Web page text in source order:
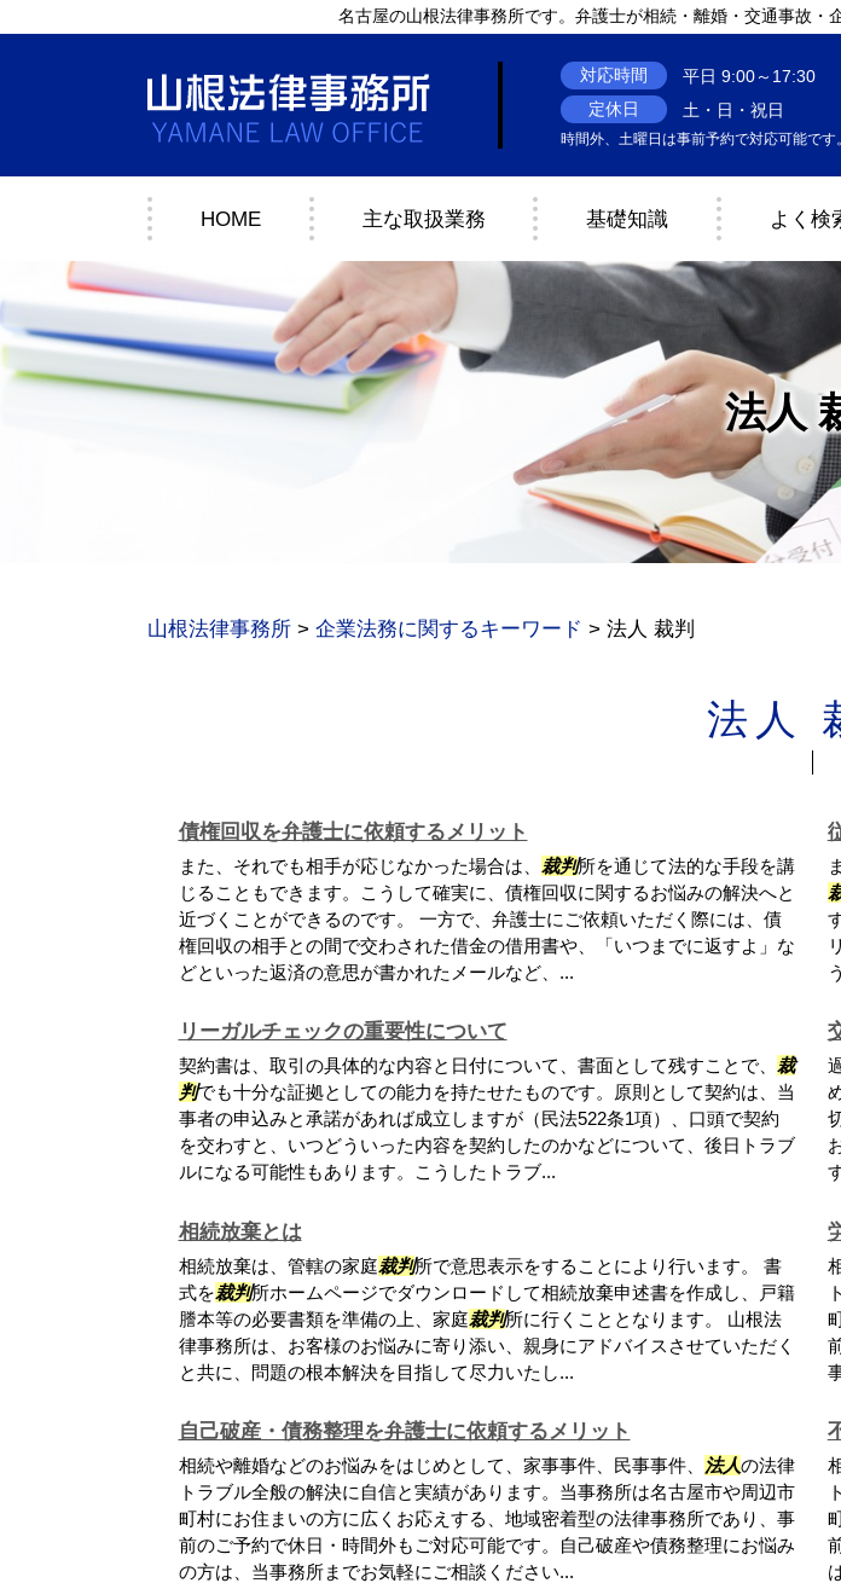
法人
名古屋の山根法律事務所です。弁護士が相続・離婚・交通事故・
対応時間
平日 9:00～17:30
定休日
土・日・祝日
時間外、土曜日は事前予約で対応可能です。
HOME 主な取扱業務 基礎知識 よく検
山根法律事務所 > 企業法務に関するキーワード > 法人 裁判
法人
債権回収を弁護士に依頼するメリット
また、それでも相手が応じなかった場合は、 裁判所を通じて法的な手段を講
じることもできます。こうして確実に、債権回収に関するお悩みの解決へと
近づくことができるのです。 一方で、弁護士にご依頼いただく際には、債
権回収の相手との間で交わされた借金の借用書や、「いつまでに返すよ」な
どといった返済の意思が書かれたメールなど、...
リーガルチェックの重要性について
契約書は、取引の具体的な内容と日付について、書面として残すことで、 裁
判でも十分な証拠としての能力を持たせたものです。原則として契約は、当
事者の申込みと承諾があれば成立しますが（民法522条1項）、口頭で契約
を交わすと、いつどういった内容を契約したのかなどについて、後日トラブ
ルになる可能性もあります。こうしたトラブ...
相続放棄とは
相続放棄は、管轄の家庭裁判所で意思表示をすることにより行います。 書
式を裁判所ホームページでダウンロードして相続放棄申述書を作成し、戸籍
謄本等の必要書類を準備の上、家庭裁判所に行くこととなります。 山根法
律事務所は、お客様のお悩みに寄り添い、親身にアドバイスさせていただく
と共に、問題の根本解決を目指して尽力いたし...
自己破産・債務整理を弁護士に依頼するメリット
相続や離婚などのお悩みをはじめとして、家事事件、民事事件、 法人の法律
トラブル全般の解決に自信と実績があります。当事務所は名古屋市や周辺市
町村にお住まいの方に広くお応えする、地域密着型の法律事務所であり、事
前のご予約で休日・時間外もご対応可能です。自己破産や債務整理にお悩み
の方は、当事務所までお気軽にご相談ください...